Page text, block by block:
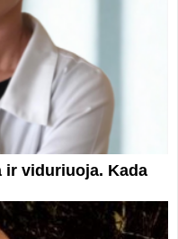
ir viduriuoja. Kada